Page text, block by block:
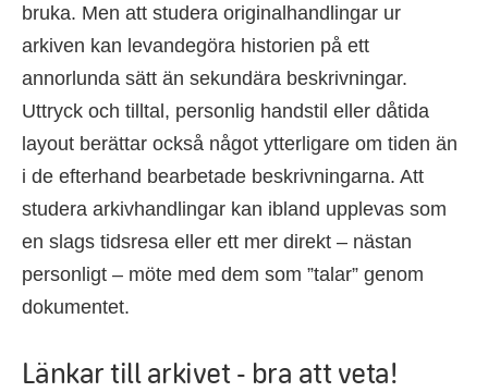
bruka. Men att studera originalhandlingar ur
arkiven kan levandegöra historien på ett
annorlunda sätt än sekundära beskrivningar.
Uttryck och tilltal, personlig handstil eller dåtida
layout berättar också något ytterligare om tiden än
i de efterhand bearbetade beskrivningarna. Att
studera arkivhandlingar kan ibland upplevas som
en slags tidsresa eller ett mer direkt – nästan
personligt – möte med dem som ”talar” genom
dokumentet.
Länkar till arkivet - bra att veta!